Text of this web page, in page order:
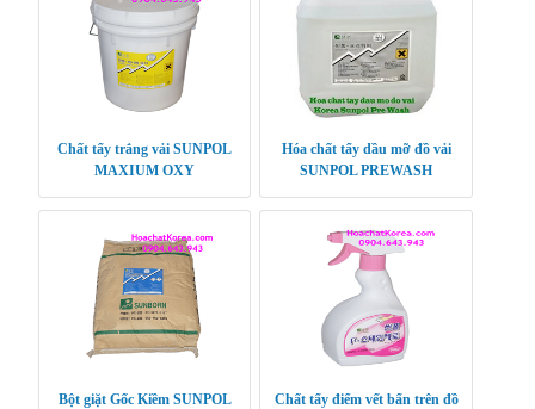
Chất tẩy trắng vải SUNPOL
MAXIUM OXY
Hóa chất tẩy dầu mỡ đồ vải
SUNPOL PREWASH
Bột giặt Gốc Kiềm SUNPOL
Chất tẩy điểm vết bẩn trên đồ